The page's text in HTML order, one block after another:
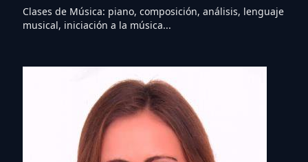
Clases de Música: piano, composición, análisis, lenguaje
musical, iniciación a la música...